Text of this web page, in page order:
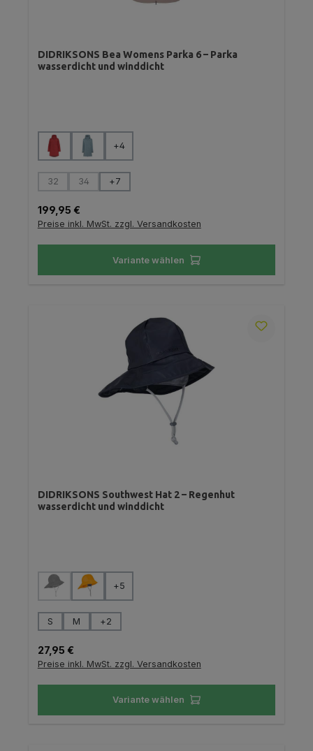
DIDRIKSONS Bea Womens Parka 6 – Parka
wasserdicht und winddicht
Farbe auswählen
+4
Größe auswählen
32
(Diese Option ist zurzeit nicht verfügbar.)
34
(Diese Option ist zurzeit nicht verfügbar.)
+7
Regulärer Preis:
199,95 €
Preise inkl. MwSt. zzgl. Versandkosten
Variante wählen
DIDRIKSONS Southwest Hat 2 – Regenhut
wasserdicht und winddicht
Farbe auswählen
(Diese Option ist zurzeit nicht verfügbar.)
+5
Größe auswählen
S M +2
Regulärer Preis:
27,95 €
Preise inkl. MwSt. zzgl. Versandkosten
Variante wählen